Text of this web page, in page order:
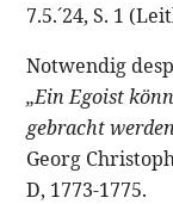
7.5.´24, S. 1
Notwendig
„Ein Egoist
gebracht
Georg
D, 1773-1775.